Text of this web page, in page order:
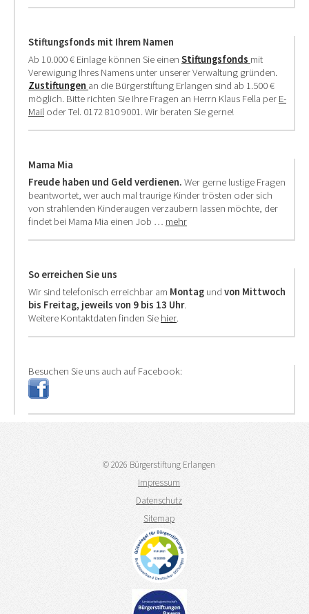
Stiftungsfonds mit Ihrem Namen
Ab 10.000 € Einlage können Sie einen Stiftungsfonds mit
Verewigung Ihres Namens unter unserer Verwaltung gründen.
Zustiftungen an die Bürgerstiftung Erlangen sind ab 1.500 €
möglich. Bitte richten Sie Ihre Fragen an Herrn Klaus Fella per E-
Mail oder Tel. 0172 810 9001. Wir beraten Sie gerne!
Mama Mia
Freude haben und Geld verdienen. Wer gerne lustige Fragen
beantwortet, wer auch mal traurige Kinder trösten oder sich
von strahlenden Kinderaugen verzaubern lassen möchte, der
findet bei Mama Mia einen Job … mehr
So erreichen Sie uns
Wir sind telefonisch erreichbar am Montag und von Mittwoch
bis Freitag, jeweils von 9 bis 13 Uhr.
Weitere Kontaktdaten finden Sie hier.
Besuchen Sie uns auch auf Facebook:
© 2026 Bürgerstiftung Erlangen
Impressum
Datenschutz
Sitemap